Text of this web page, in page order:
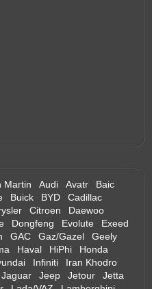
Martin Audi Avatr
Baic
Buick BYD
Cadillac
Citroen
Daewoo
Dongfeng Evolute
Exeed
GAC Gaz/Gazel
Geely
Haval HiPhi
Honda
Infiniti
Iran Khodro
Jaguar Jeep Jetour
Jetta